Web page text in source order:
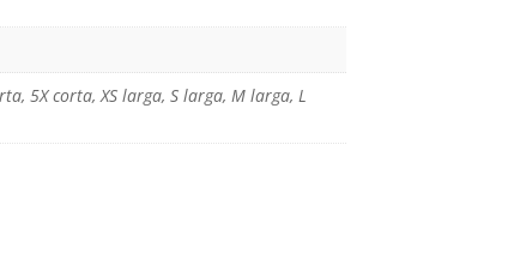
5X corta, XS larga, S larga, M larga, L